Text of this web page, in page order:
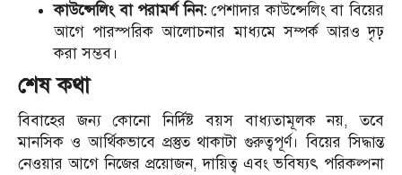
কাউন্সেলিং বা পরামর্শ নিন:পেশাদার কাউন্সেলিং বা বিয়ের
আগে পারস্পরিক আলোচনার মাধ্যমে সম্পর্ক আরও দৃঢ়
করা সম্ভব।
শেষ কথা
বিবাহের জন্য কোনো নির্দিষ্ট বয়স বাধ্যতামূলক নয়, তবে
মানসিক ও আর্থিকভাবে প্রস্তুত থাকাটা গুরুত্বপূর্ণ। বিয়ের সিদ্ধান্ত
নেওয়ার আগে নিজের প্রয়োজন, দায়িত্ব এবং ভবিষ্যৎ পরিকল্পনা